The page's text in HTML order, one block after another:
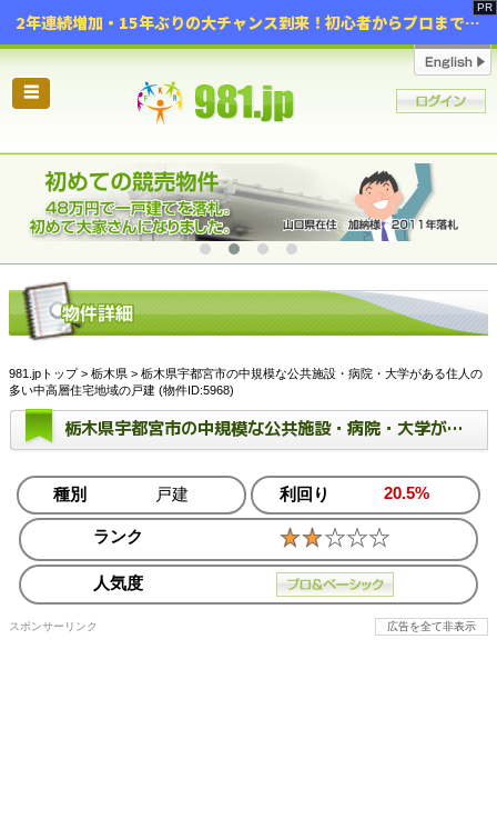
2年連続増加・15年ぶりの大チャンス到来！初心者からプロまで網羅する「競売不動産・超実践投資セミナー」♦神奈川県 横浜 in 神奈川
☰
981.jpトップ> 栃木県 > 栃木県宇都宮市の中規模な公共施設・病院・大学がある住人の
多い中高層住宅地域の戸建 (物件ID:5968)
栃木県宇都宮市の中規模な公共施設・病院・大学がある住人の多い中高層住宅地域の戸建
種別 戸建 利回り 20.5%
ランク
人気度
スポンサーリンク 広告を全て非表示